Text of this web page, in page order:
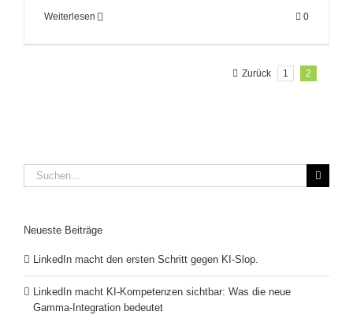
Weiterlesen 0
Zurück 1 2
Suche
nach:
Neueste Beiträge
LinkedIn macht den ersten Schritt gegen KI-Slop.
LinkedIn macht KI-Kompetenzen sichtbar: Was die neue
Gamma-Integration bedeutet